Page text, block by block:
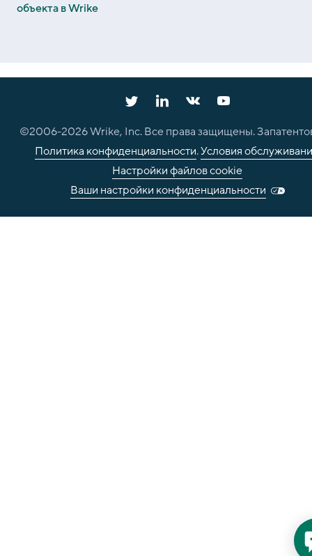
объекта в Wrike
©2006-2026Wrike, Inc. Все права защищены.
Политика конфиденциальности.Условия
Настройки файлов cookie
Ваши настройки конфиденциальности